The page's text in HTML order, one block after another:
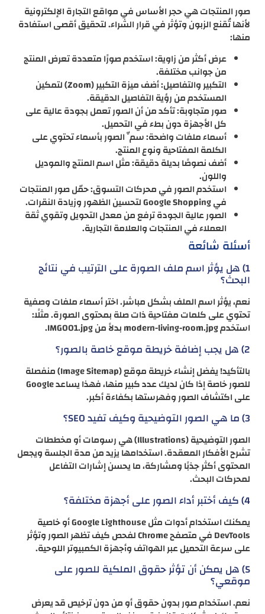
صور المنتجات هي حجر الأساس في مواقع التجارة الإلكترونية
لأنها تُقنع الزبون وتؤثر في قرار الشراء. لتحقيق أقصى استفادة
منها:
عرض أكثر من زاوية: استخدم صورًا متعددة تعرض المنتج
من جوانب مختلفة.
التكبير والتفاصيل: أضف ميزة التكبير (Zoom) لتمكين
المستخدم من رؤية التفاصيل الدقيقة.
صور متجاوبة: تأكد من أن الصور تعمل بجودة عالية على
كل الأجهزة دون بطء في التحميل.
أسماء ملفات واضحة: سمِّ الصور بأسماء تحتوي على
الكلمة المفتاحية ونوع المنتج.
أضف نصوصًا بديلة دقيقة: مثل اسم المنتج والموديل
واللون.
استخدم الصور في محركات التسوق: حمّل صور المنتجات
في Google Shopping لتحسين الظهور وزيادة النقرات.
الصور عالية الجودة ترفع من معدل التحويل وتقوي ثقة
العملاء في المنتجات والعلامة التجارية.
أسئلة شائعة
1) هل يؤثر اسم ملف الصورة على الترتيب في نتائج
البحث؟
نعم، يؤثر اسم الملف بشكل مباشر. اختر أسماء ملفات وصفية
تحتوي على كلمات مفتاحية ذات صلة بمحتوى الصورة. مثلًا:
استخدم modern-living-room.jpg بدلاً من IMG001.jpg.
2) هل يجب إضافة خريطة موقع خاصة بالصور؟
بالتأكيد! يفضل إنشاء خريطة موقع (Image Sitemap) منفصلة
للصور خاصة إذا كان لديك عدد كبير منها، فهذا يساعد Google
على اكتشاف الصور وفهرستها بكفاءة أكبر.
3) ما هي الصور التوضيحية وكيف تفيد SEO؟
الصور التوضيحية (Illustrations) هي رسومات أو مخططات
تشرح الأفكار المعقدة. استخدامها يزيد من مدة الجلسة ويجعل
المحتوى أكثر جذبًا ومشاركة، ما يحسن إشارات التفاعل
لمحركات البحث.
4) كيف أختبر أداء الصور على أجهزة مختلفة؟
يمكنك استخدام أدوات مثل Google Lighthouse أو خاصية
DevTools في متصفح Chrome لفحص كيف تظهر الصور وتؤثر
على سرعة التحميل عبر الهواتف وأجهزة الكمبيوتر اللوحية.
5) هل يمكن أن تؤثر حقوق الملكية للصور على
موقعي؟
نعم. استخدام صور بدون حقوق أو من دون ترخيص قد يعرض